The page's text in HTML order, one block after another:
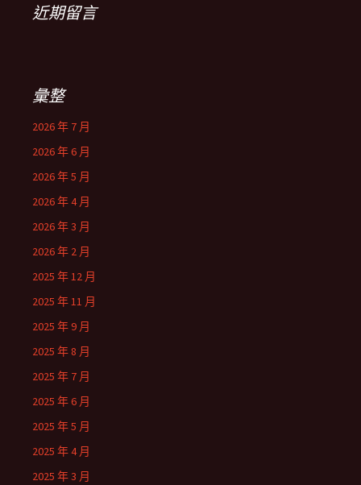
近期留言
彙整
2026 年 7 月
2026 年 6 月
2026 年 5 月
2026 年 4 月
2026 年 3 月
2026 年 2 月
2025 年 12 月
2025 年 11 月
2025 年 9 月
2025 年 8 月
2025 年 7 月
2025 年 6 月
2025 年 5 月
2025 年 4 月
2025 年 3 月